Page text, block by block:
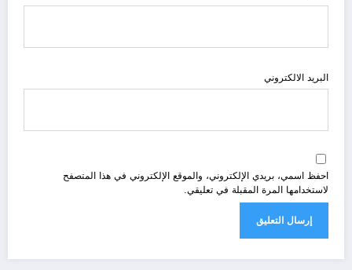
البريد الالكتروني
احفظ اسمي، بريدي الإلكتروني، والموقع الإلكتروني في هذا المتصفح
لاستخدامها المرة المقبلة في تعليقي.